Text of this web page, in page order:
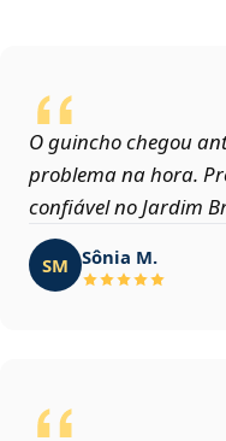
O guincho chegou
problema na hora.
confiável no Jardim
SM Sônia M.